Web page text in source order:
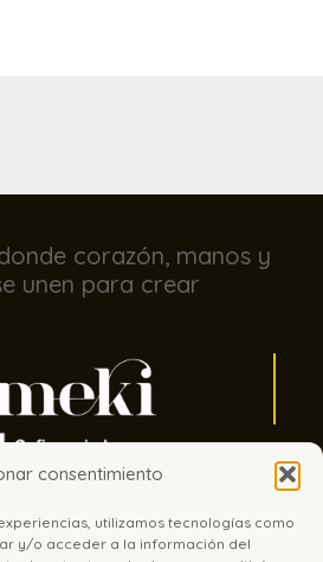
consentimiento
utilizamos tecnologías como
y/o acceder a la información del
corazón, manos y
unen para crear